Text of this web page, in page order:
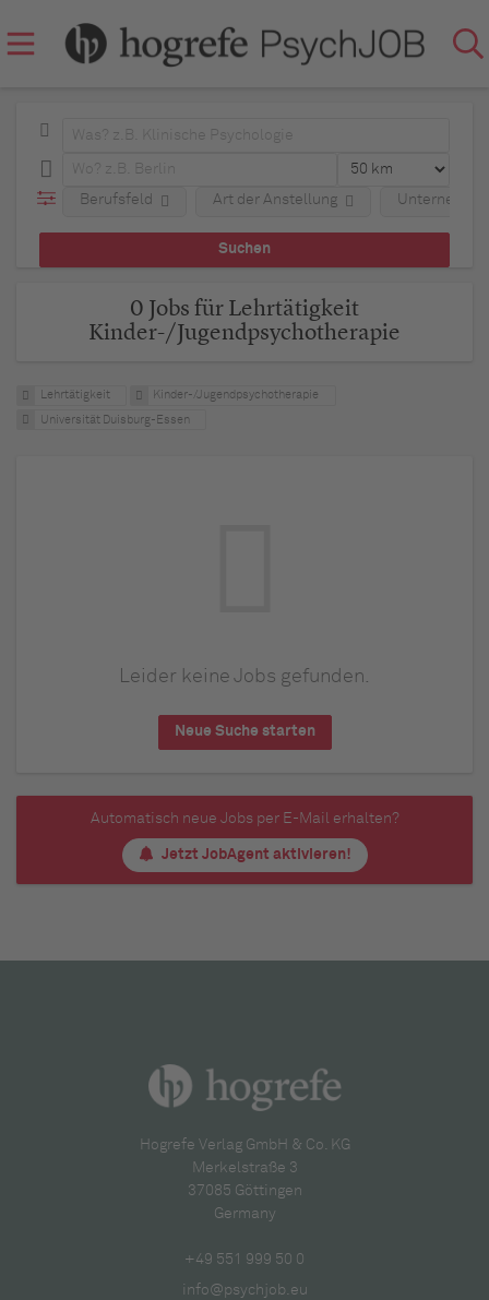
Berufsfeld Art der Anstellung
0 Jobs für Lehrtätigkeit
Kinder-/Jugendpsychotherapie
Lehrtätigkeit Kinder-/Jugendpsychotherapie
Universität Duisburg-Essen
Leider keine Jobs gefunden.
Neue Suche starten
Automatisch neue Jobs per E-Mail erhalten?
Jetzt JobAgent aktivieren!
Hogrefe Verlag GmbH & Co. KG
Merkelstraße 3
37085 Göttingen
Germany
+49 551 999 50 0
info@psychjob.eu